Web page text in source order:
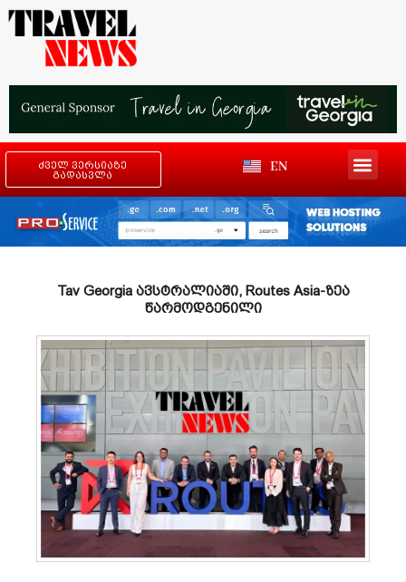
ძველ ვერსიაზე
გადასვლა
EN
Tav Georgia ავსტრალიაში, Routes Asia-ზეა
წარმოდგენილი